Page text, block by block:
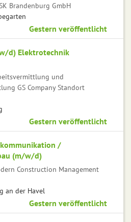
Brandenburg GmbH
Gestern veröffentlicht
d) Elektrotechnik
und
GS Company Standort
Gestern veröffentlicht
/
(m/w/d)
Construction Management
an der Havel
Gestern veröffentlicht